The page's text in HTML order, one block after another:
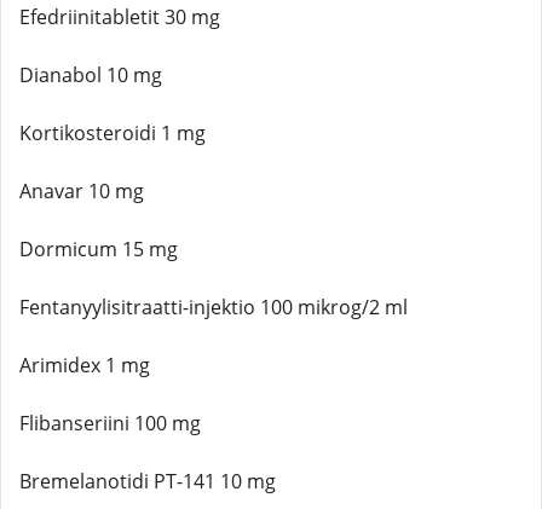
Efedriinitabletit 30 mg
Dianabol 10 mg
Kortikosteroidi 1 mg
Anavar 10 mg
Dormicum 15 mg
Fentanyylisitraatti-injektio 100 mikrog/2 ml
Arimidex 1 mg
Flibanseriini 100 mg
Bremelanotidi PT-141 10 mg